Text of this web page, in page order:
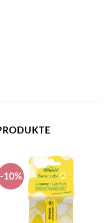
-10%